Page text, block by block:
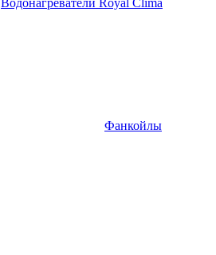
Водонагреватели Royal Clima
Фанкойлы